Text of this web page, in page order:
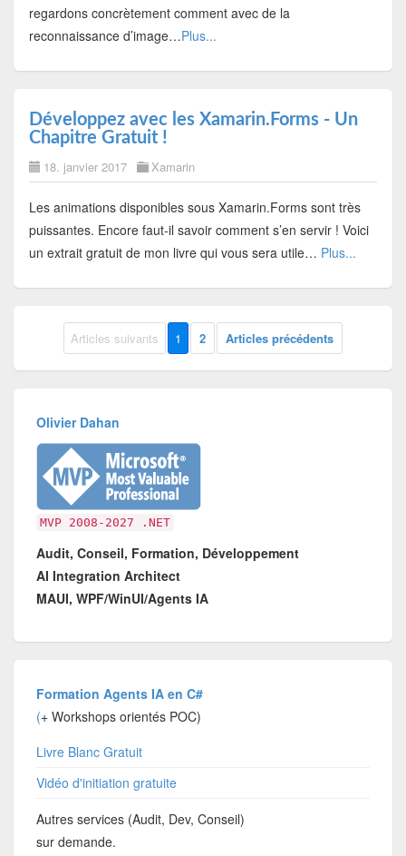
regardons concrètement comment avec de la
reconnaissance d’image…Plus...
Développez avec les Xamarin.Forms - Un
Chapitre Gratuit !
18. janvier 2017 Xamarin
Les animations disponibles sous Xamarin.Forms sont très
puissantes. Encore faut-il savoir comment s’en servir ! Voici
un extrait gratuit de mon livre qui vous sera utile… Plus...
Articles suivants 1 2 Articles précédents
Olivier Dahan
MVP 2008-2027 .NET
Audit, Conseil, Formation, Développement
AI Integration Architect
MAUI, WPF/WinUI/Agents IA
Formation Agents IA en C#
(+ Workshops orientés POC)
Livre Blanc Gratuit
Vidéo d'initiation gratuite
Autres services (Audit, Dev, Conseil)
sur demande.